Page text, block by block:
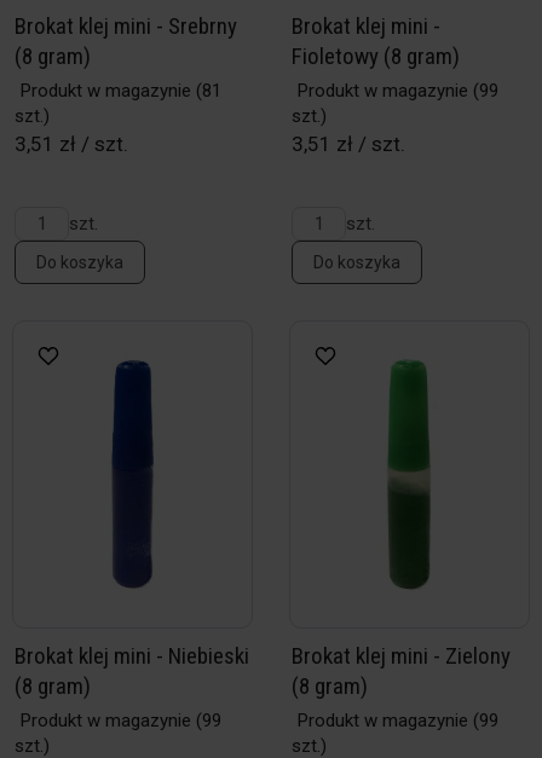
Brokat klej mini - Srebrny
(8 gram)
Produkt w magazynie (81
szt.)
3,51 zł / szt.
szt.
Do koszyka
Brokat klej mini -
Fioletowy (8 gram)
Produkt w magazynie (99
szt.)
3,51 zł / szt.
szt.
Do koszyka
Brokat klej mini - Niebieski
(8 gram)
Produkt w magazynie (99
szt.)
Brokat klej mini - Zielony
(8 gram)
Produkt w magazynie (99
szt.)